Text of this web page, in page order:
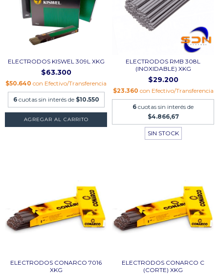
ELECTRODOS KISWEL 309L XKG
$63.300
$50.640 con Efectivo/Transferencia
6 cuotas sin interés de $10.550
AGREGAR AL CARRITO
ELECTRODOS RMB 308L
(INOXIDABLE) XKG
$29.200
$23.360 con Efectivo/Transferencia
6 cuotas sin interés de
$4.866,67
SIN STOCK
ELECTRODOS CONARCO 7016
XKG
ELECTRODOS CONARCO C
(CORTE) XKG